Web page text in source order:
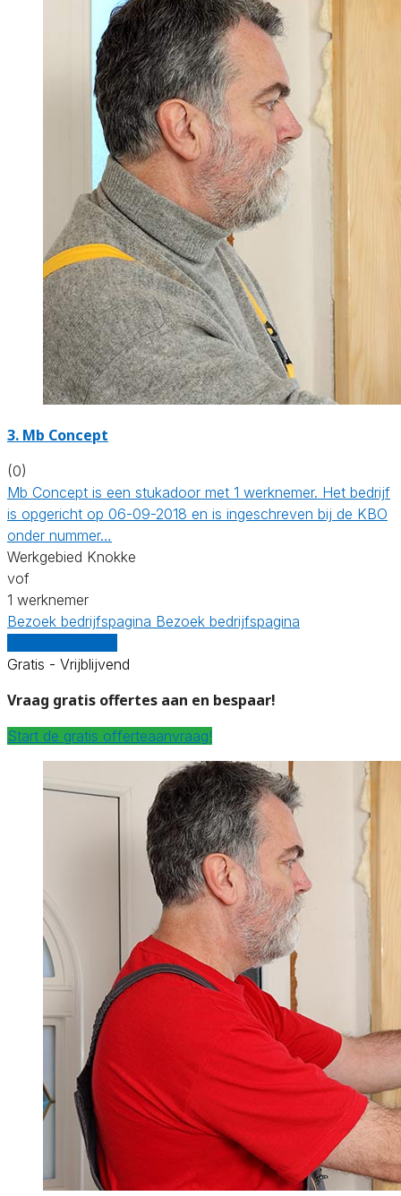
3. Mb Concept
(0)
Mb Concept is een stukadoor met 1 werknemer. Het bedrijf
is opgericht op 06-09-2018 en is ingeschreven bij de KBO
onder nummer…
Werkgebied Knokke
vof
1 werknemer
Bezoek bedrijfspagina Bezoek bedrijfspagina
Gratis - Vrijblijvend
Vraag gratis offertes aan en bespaar!
Start de gratis offerteaanvraag!